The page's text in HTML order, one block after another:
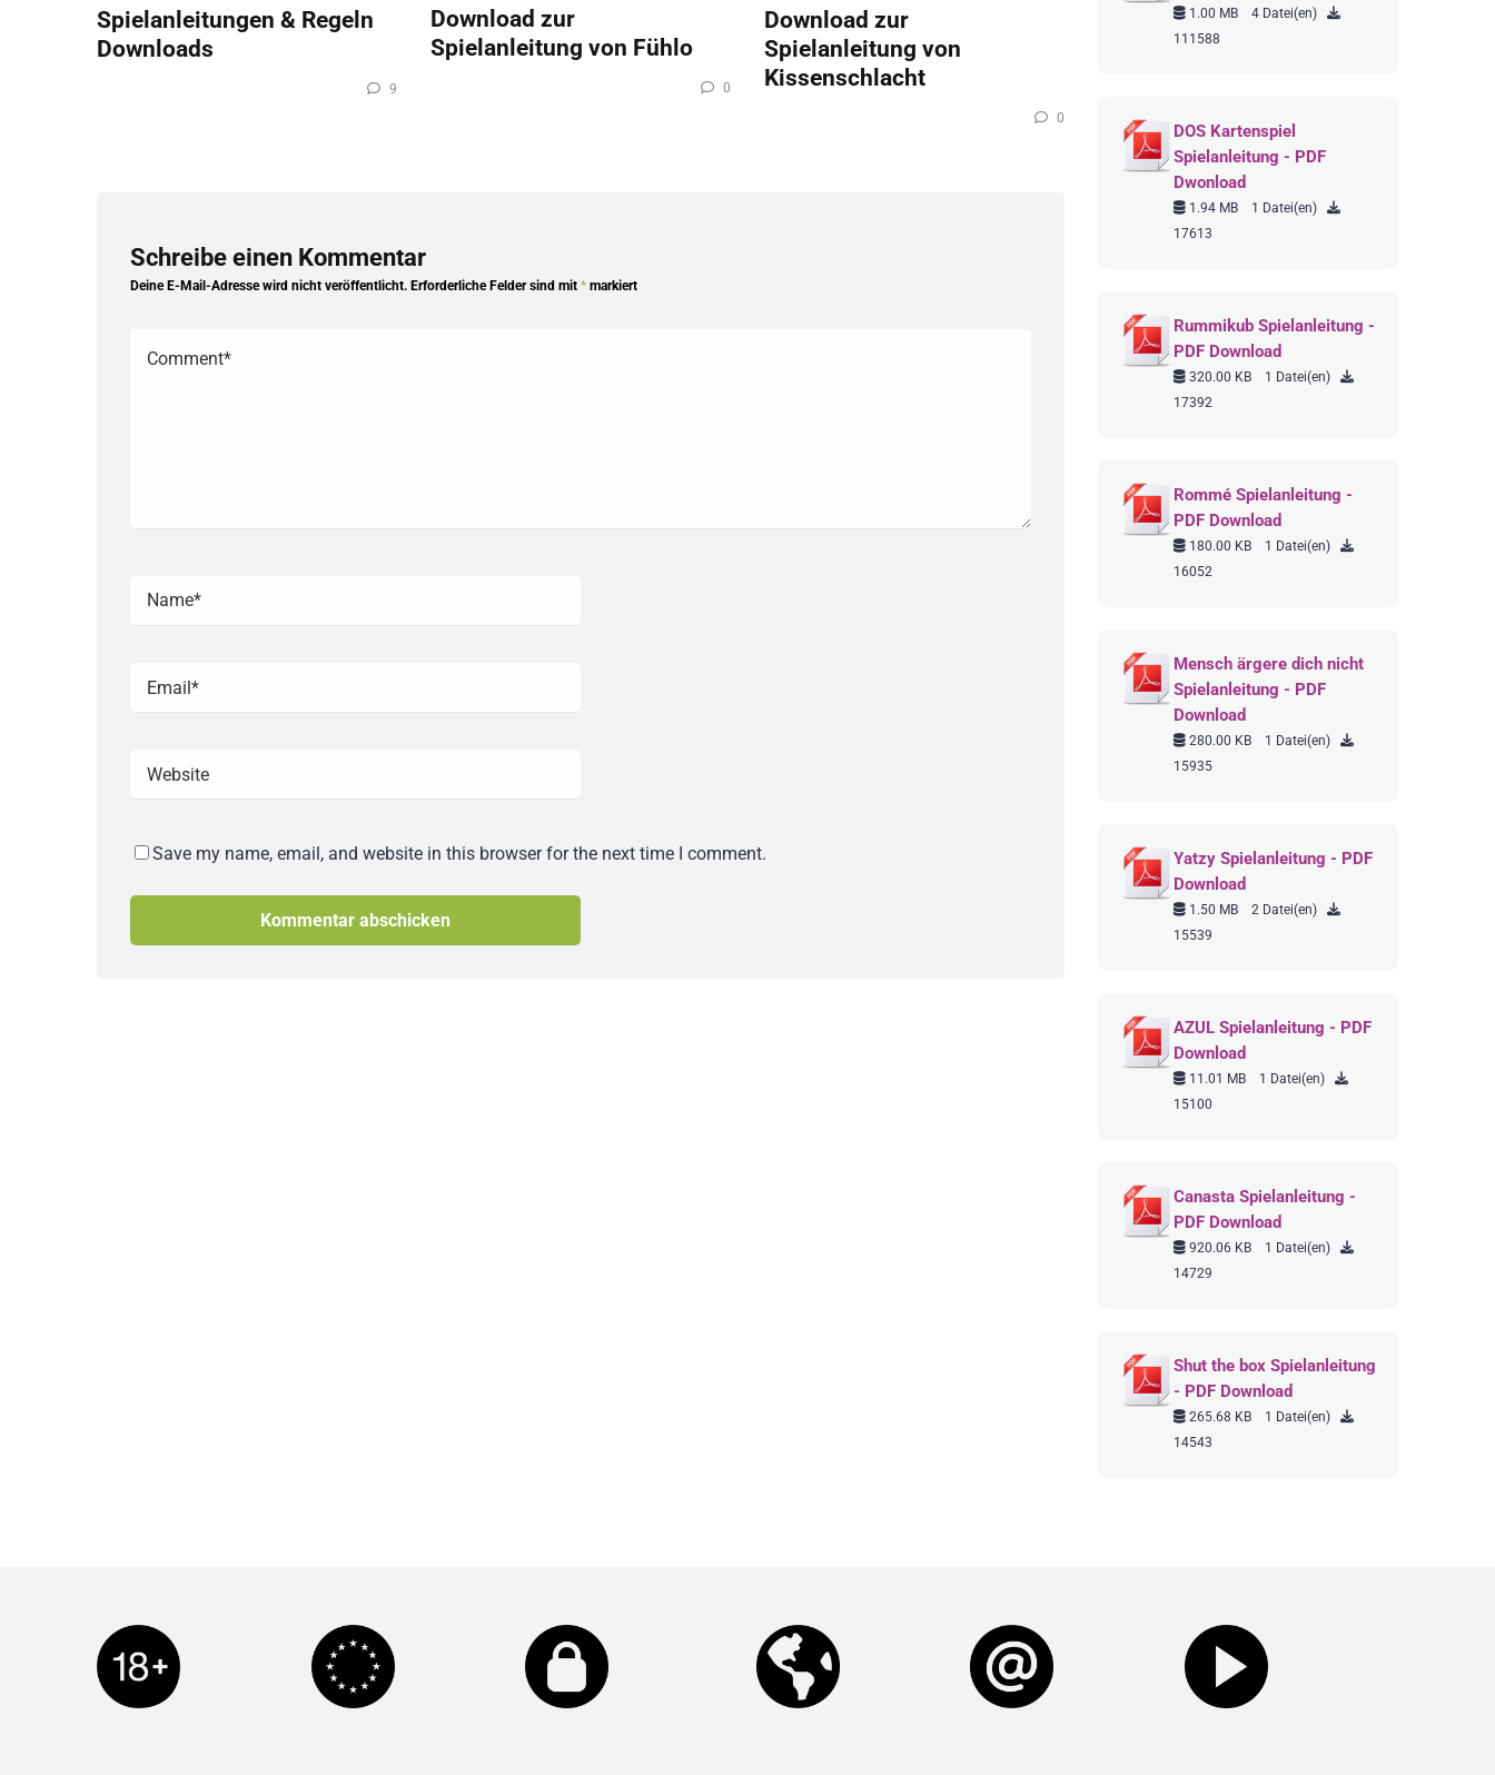
Spielanleitungen & Regeln
Downloads
9
Download zur
Spielanleitung von Fühlo
0
Download zur
Spielanleitung von
Kissenschlacht
0
Schreibe einen Kommentar
Deine E-Mail-Adresse wird nicht veröffentlicht. Erforderliche Felder sind mit * markiert
Save my name, email, and website in this browser for the next time I comment.
1.00 MB
4 Datei(en)
111588
DOS Kartenspiel
Spielanleitung - PDF
Dwonload
1.94 MB
1 Datei(en)
17613
Rummikub Spielanleitung -
PDF Download
320.00 KB
1 Datei(en)
17392
Rommé Spielanleitung -
PDF Download
180.00 KB
1 Datei(en)
16052
Mensch ärgere dich nicht
Spielanleitung - PDF
Download
280.00 KB
1 Datei(en)
15935
Yatzy Spielanleitung - PDF
Download
1.50 MB
2 Datei(en)
15539
AZUL Spielanleitung - PDF
Download
11.01 MB
1 Datei(en)
15100
Canasta Spielanleitung -
PDF Download
920.06 KB
1 Datei(en)
14729
Shut the box Spielanleitung
- PDF Download
265.68 KB
1 Datei(en)
14543